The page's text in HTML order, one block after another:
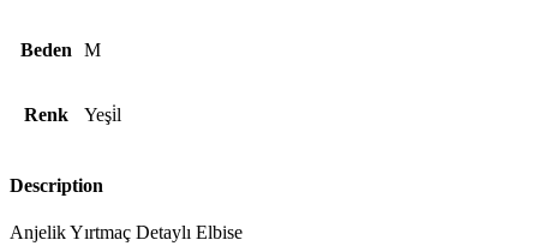
Beden M
Renk Yeşi̇l
Description
Anjelik Yırtmaç Detaylı Elbise